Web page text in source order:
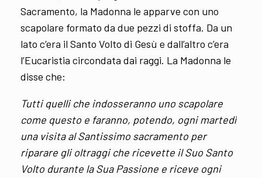
Sacramento, la Madonna le apparve con uno
scapolare formato da due pezzi di stoffa. Da un
lato c’era il Santo Volto di Gesù e dall’altro c’era
l’Eucaristia circondata dai raggi. La Madonna le
disse che:
Tutti quelli che indosseranno uno scapolare
come questo e faranno, potendo, ogni martedì
una visita al Santissimo sacramento per
riparare gli oltraggi che ricevette il Suo Santo
Volto durante la Sua Passione e riceve ogni